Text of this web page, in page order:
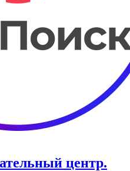
центр.